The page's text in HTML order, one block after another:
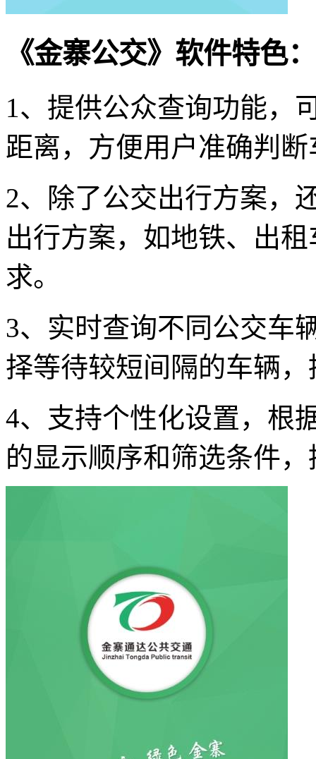
《金寨公交》软件特色：
1、提供公众查询功能，
距离，方便用户准确判
2、除了公交出行方案，
出行方案，如地铁、出
求。
3、实时查询不同公交车
择等待较短间隔的车辆
4、支持个性化设置，根
的显示顺序和筛选条件